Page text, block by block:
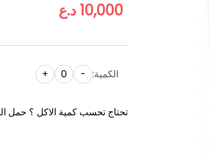
10,000 د.ع
الكمية: -
0
+
تحتاج تحسب كمية الاكل ؟ حمل